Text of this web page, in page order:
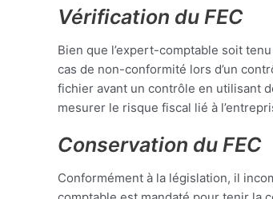
Vérification du FEC
Bien que l’expert-comptable soit
cas de non-conformité lors d’un
fichier avant un contrôle en utilisant
mesurer le risque fiscal lié à
Conservation du FEC
Conformément à la législation, il